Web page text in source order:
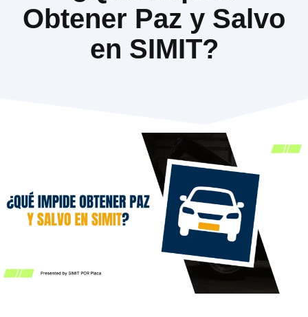
Obtener Paz y Salvo
en SIMIT?